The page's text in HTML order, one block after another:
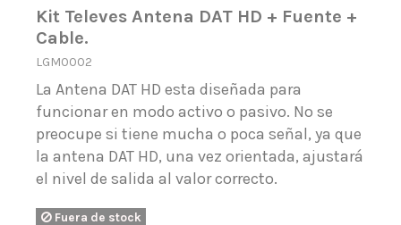
Kit Televes Antena DAT HD + Fuente +
Cable.
LGM0002
La Antena DAT HD esta diseñada para
funcionar en modo activo o pasivo. No se
preocupe si tiene mucha o poca señal, ya que
la antena DAT HD, una vez orientada, ajustará
el nivel de salida al valor correcto.
Fuera de stock